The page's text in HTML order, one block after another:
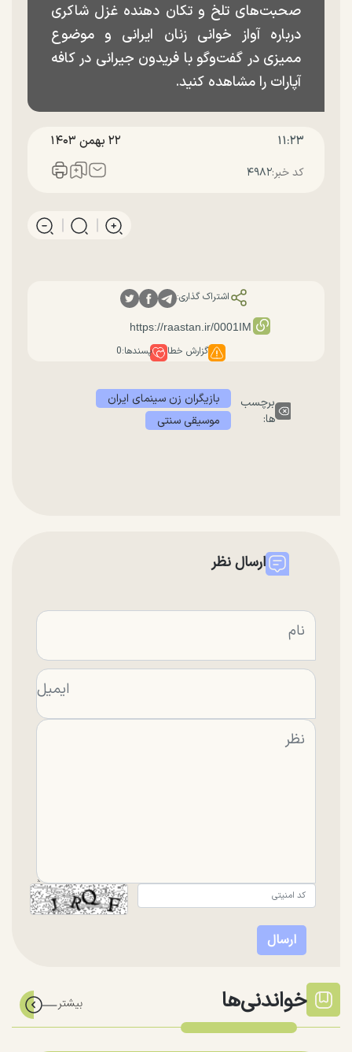
صحبت‌های تلخ و تکان دهنده غزل شاکری
درباره آواز خوانی زنان ایرانی و موضوع
ممیزی در گفت‌وگو با فریدون جیرانی در کافه
آپارات را مشاهده کنید.
۱۱:۲۳ ۲۲ بهمن ۱۴۰۳
کد خبر:۴۹۸۲
اشتراک گذاری:
گزارش خطا پسندها:0
برچسب
ها:
بازیگران زن سینمای ایران
موسیقی سنتی
ارسال نظر
خواندنی‌ها